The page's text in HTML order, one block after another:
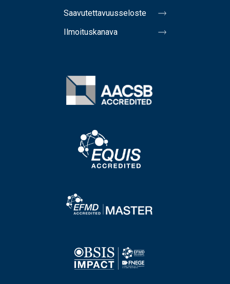
Saavutettavuusseloste
Ilmoituskanava
Image
Image
Image
Image